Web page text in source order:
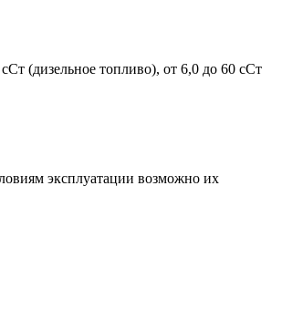
(дизельное топливо), от 6,0 до 60 сСт
эксплуатации возможно их